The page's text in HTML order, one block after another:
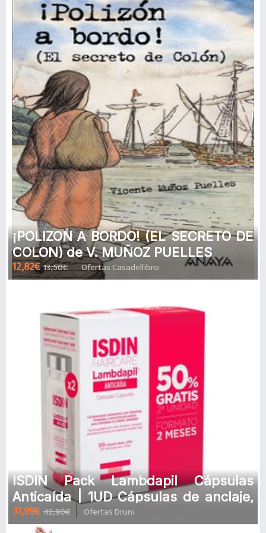
¡POLIZON A BORDO! (EL SECRETO DE
COLON) de V. MUÑOZ PUELLES
12,82€ 13,50€ Ofertas Casadellibro
ISDIN Pack Lambdapil Cápsulas
Anticaída | 1UD Cápsulas de anclaje,
crecimiento y fuerza para el c
31,99€ 42,90€ Ofertas Druni